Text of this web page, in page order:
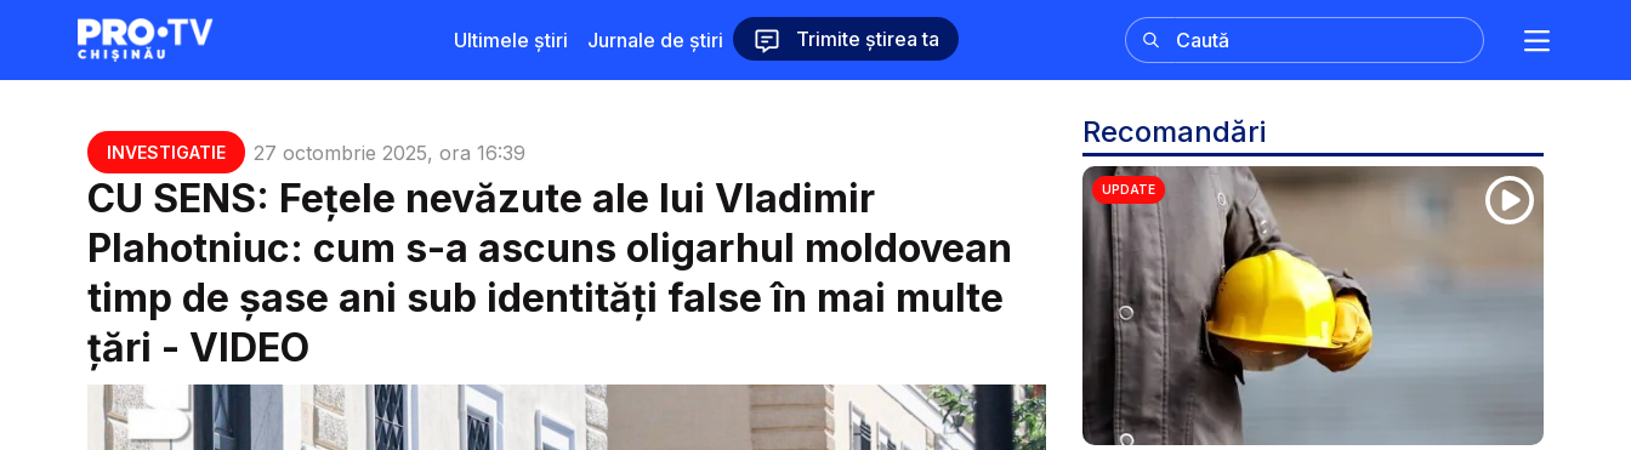
Ultimele știri Jurnale de știri Trimite știrea ta
INVESTIGATIE 27 octombrie 2025, ora 16:39
CU SENS: Fețele nevăzute ale lui Vladimir
Plahotniuc: cum s-a ascuns oligarhul moldovean
timp de șase ani sub identități false în mai multe
țări - VIDEO
Recomandări
UPDATE